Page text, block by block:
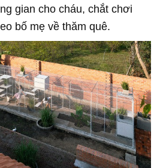
gian cho cháu, chắt chơi
bố mẹ về thăm quê.